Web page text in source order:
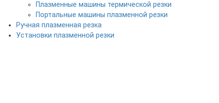
Плазменные машины термической резки
Портальные машины плазменной резки
Ручная плазменная резка
Установки плазменной резки